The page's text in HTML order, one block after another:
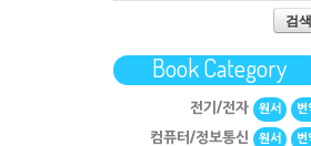
검색
Book Category
전기/전자 원서 번
컴퓨터/정보통신 원서 번